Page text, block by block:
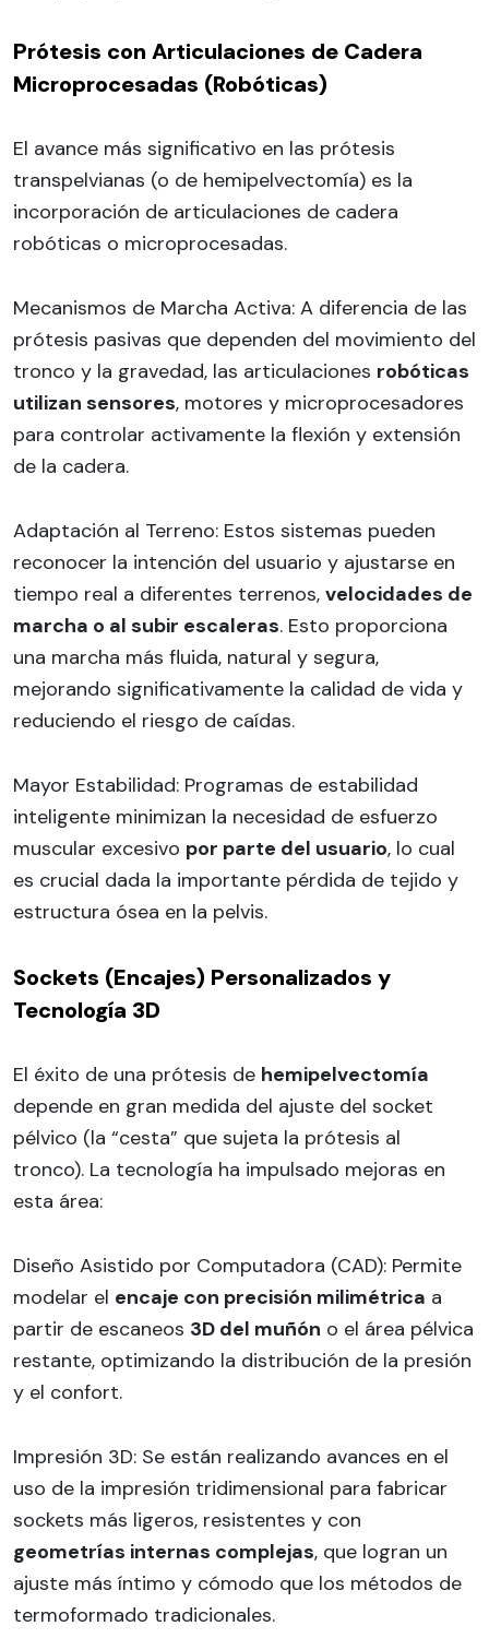
Prótesis con Articulaciones de Cadera
Microprocesadas (Robóticas)
El avance más significativo en las prótesis
transpelvianas (o de hemipelvectomía) es la
incorporación de articulaciones de cadera
robóticas o microprocesadas.
Mecanismos de Marcha Activa: A diferencia de las
prótesis pasivas que dependen del movimiento del
tronco y la gravedad, las articulaciones robóticas
utilizan sensores, motores y microprocesadores
para controlar activamente la flexión y extensión
de la cadera.
Adaptación al Terreno: Estos sistemas pueden
reconocer la intención del usuario y ajustarse en
tiempo real a diferentes terrenos, velocidades de
marcha o al subir escaleras. Esto proporciona
una marcha más fluida, natural y segura,
mejorando significativamente la calidad de vida y
reduciendo el riesgo de caídas.
Mayor Estabilidad: Programas de estabilidad
inteligente minimizan la necesidad de esfuerzo
muscular excesivo por parte del usuario, lo cual
es crucial dada la importante pérdida de tejido y
estructura ósea en la pelvis.
Sockets (Encajes) Personalizados y
Tecnología 3D
El éxito de una prótesis de hemipelvectomía
depende en gran medida del ajuste del socket
pélvico (la “cesta” que sujeta la prótesis al
tronco). La tecnología ha impulsado mejoras en
esta área:
Diseño Asistido por Computadora (CAD): Permite
modelar el encaje con precisión milimétrica a
partir de escaneos 3D del muñón o el área pélvica
restante, optimizando la distribución de la presión
y el confort.
Impresión 3D: Se están realizando avances en el
uso de la impresión tridimensional para fabricar
sockets más ligeros, resistentes y con
geometrías internas complejas, que logran un
ajuste más íntimo y cómodo que los métodos de
termoformado tradicionales.